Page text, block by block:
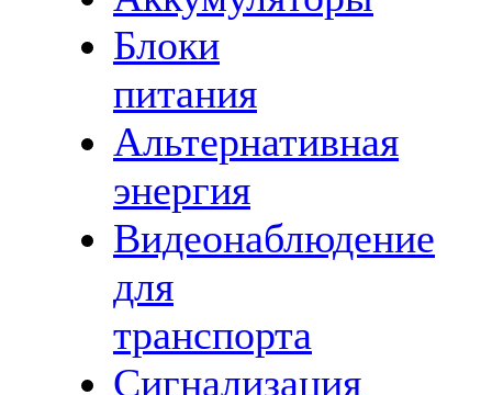
Блоки
питания
Альтернативная
энергия
Видеонаблюдение
для
транспорта
Сигнализация